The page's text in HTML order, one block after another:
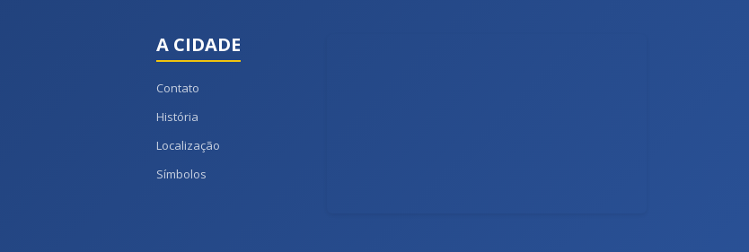
A CIDADE
Contato
História
Localização
Símbolos